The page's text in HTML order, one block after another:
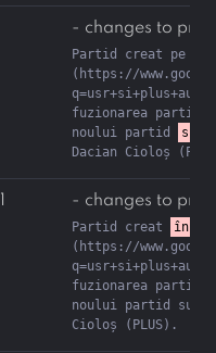
- changes to
Partid creat pe
(https://
fuzionarea
noului partid
sunt
Dacian Cioloș
- changes to
Partid creat în
(https://
fuzionarea
noului partid sunt
Cioloș (PLUS).